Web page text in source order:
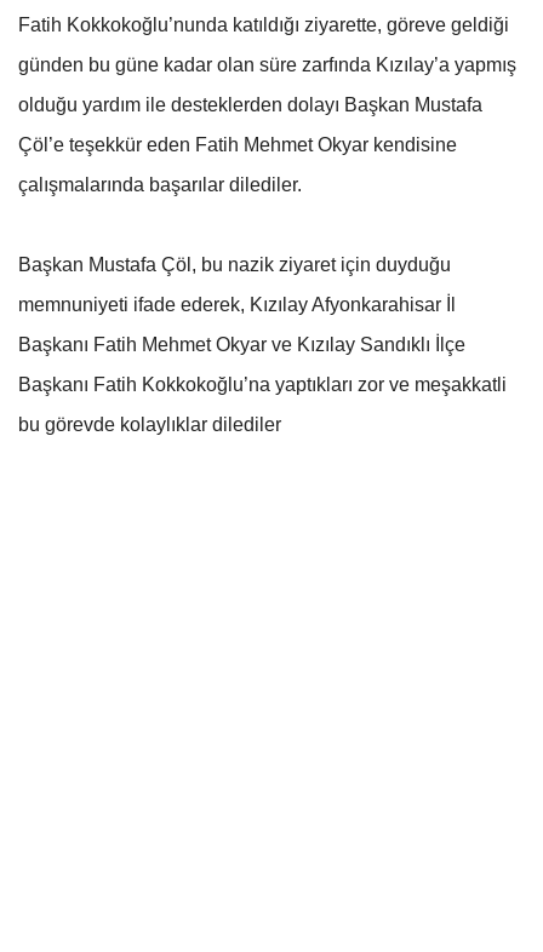
Fatih Kokkokoğlu’nunda katıldığı ziyarette, göreve geldiği
günden bu güne kadar olan süre zarfında Kızılay’a yapmış
olduğu yardım ile desteklerden dolayı Başkan Mustafa
Çöl’e teşekkür eden Fatih Mehmet Okyar kendisine
çalışmalarında başarılar dilediler.
Başkan Mustafa Çöl, bu nazik ziyaret için duyduğu
memnuniyeti ifade ederek, Kızılay Afyonkarahisar İl
Başkanı Fatih Mehmet Okyar ve Kızılay Sandıklı İlçe
Başkanı Fatih Kokkokoğlu’na yaptıkları zor ve meşakkatli
bu görevde kolaylıklar dilediler